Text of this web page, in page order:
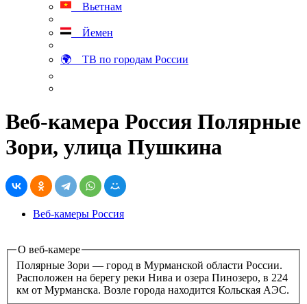
Вьетнам
Йемен
🌍 ТВ по городам России
Веб-камера Россия Полярные
Зори, улица Пушкина
Веб-камеры Россия
О веб-камере
Полярные Зори — город в Мурманской области России.
Расположен на берегу реки Нива и озера Пинозеро, в 224
км от Мурманска. Возле города находится Кольская АЭС.